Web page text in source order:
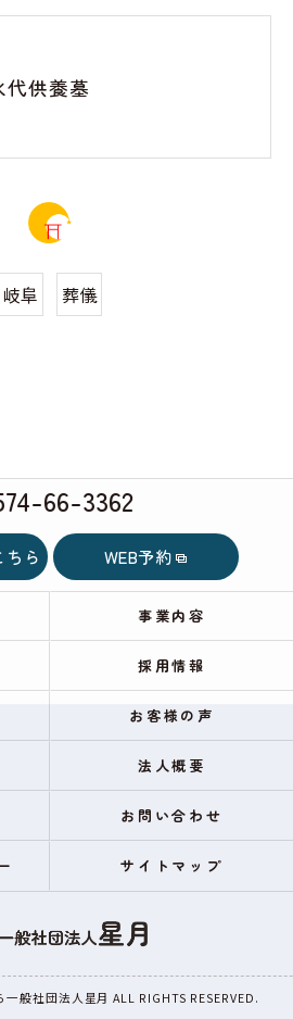
代供養墓
岐阜 葬儀
66-3362
ら WEB予約
事業内容
採用情報
お客様の声
法人概要
お問い合わせ
サイトマップ
般社団法人星月 ALL RIGHTS RESERVED.